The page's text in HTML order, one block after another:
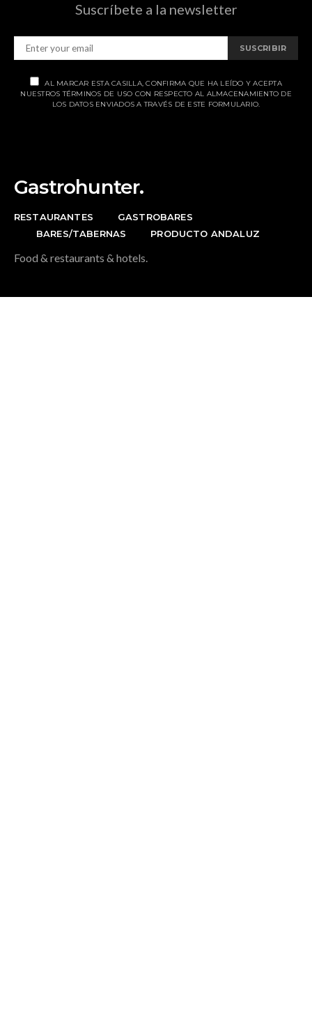
Suscríbete a la newsletter
SUSCRIBIR
AL MARCAR ESTA CASILLA, CONFIRMA QUE HA LEÍDO Y ACEPTA
NUESTROS TÉRMINOS DE USO CON RESPECTO AL ALMACENAMIENTO DE
LOS DATOS ENVIADOS A TRAVÉS DE ESTE FORMULARIO.
Gastrohunter.
RESTAURANTES
GASTROBARES
BARES/TABERNAS
PRODUCTO ANDALUZ
Food & restaurants & hotels.